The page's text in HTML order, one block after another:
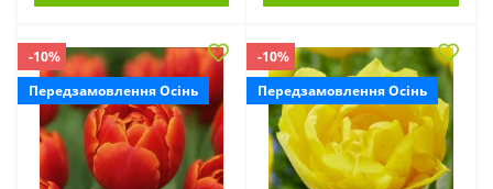
Крокосмія (10) Ліатріс (4)
-10%
Передзамовлення Осінь
-10%
Передзамовлення Осінь